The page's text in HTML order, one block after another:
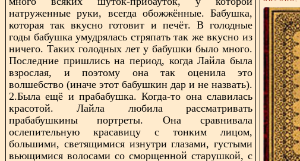
натруженные руки, всегда обожжённые. Бабушка,
которая так вкусно готовит и печёт. В голодные
годы бабушка умудрялась стряпать так же вкусно из
ничего. Таких голодных лет у бабушки было много.
Последние пришлись на период, когда Лайла была
взрослая, и поэтому она так оценила это
волшебство (иначе этот бабушкин дар и не назвать).
2.Была ещё и прабабушка. Когда-то она славилась
красотой. Лайла любила рассматривать
прабабушкины портреты. Она сравнивала
ослепительную красавицу с тонким лицом,
большими, светящимися изнутри глазами, густыми
вьющимися волосами со сморщенной старушкой, с